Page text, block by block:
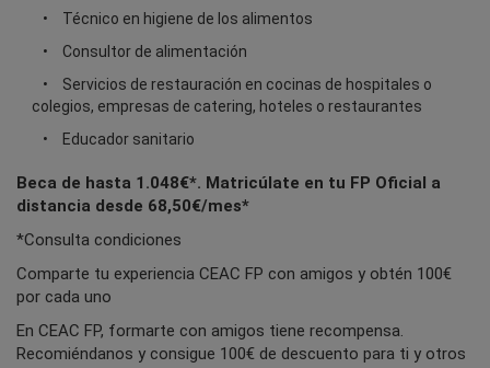
Técnico en higiene de los alimentos
Consultor de alimentación
Servicios de restauración en cocinas de hospitales o
colegios, empresas de catering, hoteles o restaurantes
Educador sanitario
Beca de hasta 1.048€*. Matricúlate en tu FP Oficial a
distancia desde 68,50€/mes*
*Consulta condiciones
Comparte tu experiencia CEAC FP con amigos y obtén 100€
por cada uno
En CEAC FP, formarte con amigos tiene recompensa.
Recomiéndanos y consigue 100€ de descuento para ti y otros